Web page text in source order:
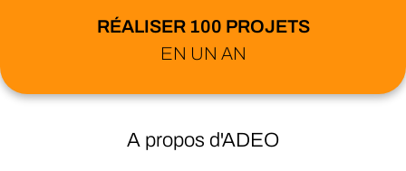
RÉALISER 100 PROJETS
EN UN AN
A propos d'ADEO